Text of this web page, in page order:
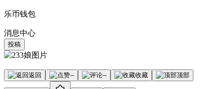
乐币钱包
消息中心
投稿
返回 -- -- 收藏 顶部